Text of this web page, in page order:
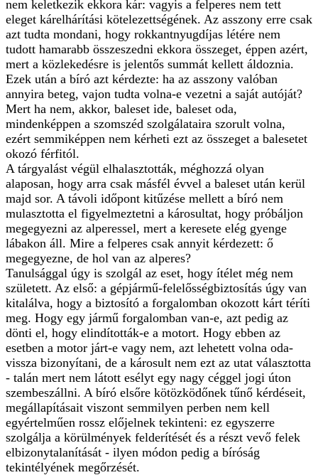
nem keletkezik ekkora kár: vagyis a felperes nem tett
eleget kárelhárítási kötelezettségének. Az asszony erre csak
azt tudta mondani, hogy rokkantnyugdíjas létére nem
tudott hamarabb összeszedni ekkora összeget, éppen azért,
mert a közlekedésre is jelentős summát kellett áldoznia.
Ezek után a bíró azt kérdezte: ha az asszony valóban
annyira beteg, vajon tudta volna-e vezetni a saját autóját?
Mert ha nem, akkor, baleset ide, baleset oda,
mindenképpen a szomszéd szolgálataira szorult volna,
ezért semmiképpen nem kérheti ezt az összeget a balesetet
okozó férfitól.
A tárgyalást végül elhalasztották, méghozzá olyan
alaposan, hogy arra csak másfél évvel a baleset után kerül
majd sor. A távoli időpont kitűzése mellett a bíró nem
mulasztotta el figyelmeztetni a károsultat, hogy próbáljon
megegyezni az alperessel, mert a keresete elég gyenge
lábakon áll. Mire a felperes csak annyit kérdezett: ő
megegyezne, de hol van az alperes?
Tanulsággal úgy is szolgál az eset, hogy ítélet még nem
született. Az első: a gépjármű-felelősségbiztosítás úgy van
kitalálva, hogy a biztosító a forgalomban okozott kárt téríti
meg. Hogy egy jármű forgalomban van-e, azt pedig az
dönti el, hogy elindították-e a motort. Hogy ebben az
esetben a motor járt-e vagy nem, azt lehetett volna oda-
vissza bizonyítani, de a károsult nem ezt az utat választotta
- talán mert nem látott esélyt egy nagy céggel jogi úton
szembeszállni. A bíró elsőre kötözködőnek tűnő kérdéseit,
megállapításait viszont semmilyen perben nem kell
egyértelműen rossz előjelnek tekinteni: ez egyszerre
szolgálja a körülmények felderítését és a részt vevő felek
elbizonytalanítását - ilyen módon pedig a bíróság
tekintélyének megőrzését.